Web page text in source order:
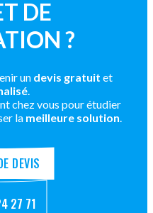
DE
?
un devis gratuit et
.
chez vous pour étudier
la meilleure solution.
DEVIS
27 71